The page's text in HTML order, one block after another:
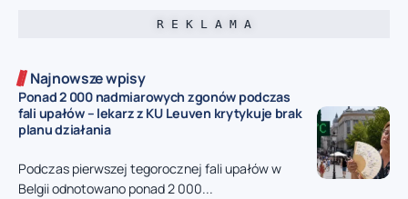
R E K L A M A
Najnowsze wpisy
Ponad 2 000 nadmiarowych zgonów podczas
fali upałów – lekarz z KU Leuven krytykuje brak
planu działania
Podczas pierwszej tegorocznej fali upałów w
Belgii odnotowano ponad 2 000...